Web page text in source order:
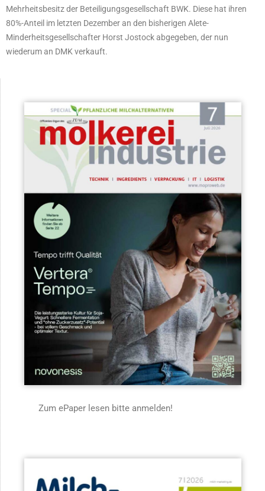
Mehrheitsbesitz der Beteiligungsgesellschaft BWK. Diese hat ihren
80%-Anteil im letzten Dezember an den bisherigen Alete-
Minderheitsgesellschafter Horst Jostock abgegeben, der nun
wiederum an DMK verkauft.
Zum ePaper lesen bitte anmelden!